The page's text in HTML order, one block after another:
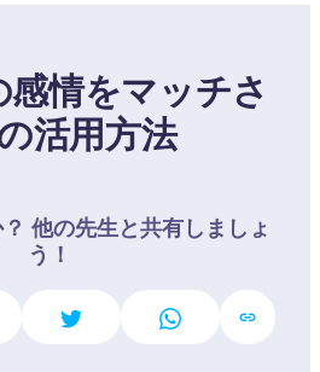
情をマッチさ
活用方法
他の先生と共有しましょ
う！